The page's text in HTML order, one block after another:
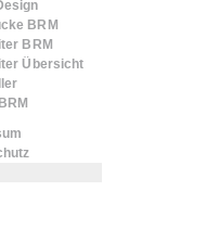
BRM
BRM
Übersicht